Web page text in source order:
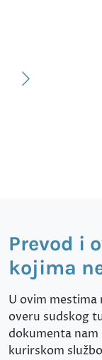
Prevod i
kojima
U ovim mestima
overu sudskog
dokumenta
kurirskom